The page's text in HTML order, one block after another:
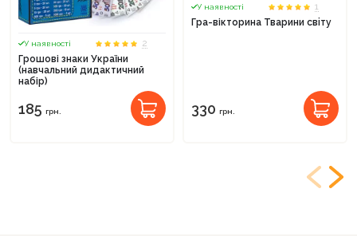
У наявності
2
Грошові знаки України
(навчальний дидактичний
набір)
185 грн.
У наявності
1
Гра-вікторина Тварини свiту
330 грн.